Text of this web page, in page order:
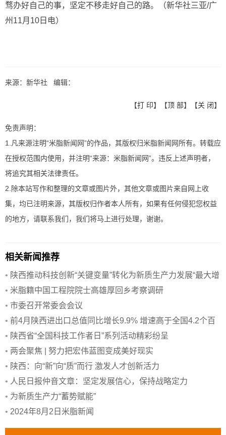
骛办好自己的事，坚定不移走好自己的路。（新华社三亚/广
州11月10日电）
来源：新华社 编辑：
【打 印】【顶 部】【关 闭】
免责声明：
1.凡来源注明“米脂新闻网”的作品，其版权归米脂新闻网所有。转载应
在授权范围内使用，并注明“来源：米脂新闻网”。违反上述声明者，
将追究其相关法律责任。
2.除本站写作和整理的文章或图片外，其他文章或图片来自网上收
集，均已注明来源，其版权归作者本人所有，如果有任何侵犯您权益
的地方，请联系我们，我们将马上进行处理，谢谢。
相关新闻推荐
• 陕西推动科技创新“关键变量”转化为新质生产力发展“最大增
量”
• 米脂籍中国工程院院士高雄厚回乡考察调研
• 市委召开常委会会议
• 前4月陕西进出口总值同比增长9.9% 增速高于全国4.2个百
分点
• 陕西省“全国科技工作者日”系列活动精彩纷呈
• 两会聚焦 | 努力把宏伟蓝图变成美好现实
• 陕西：向“新”向“质”而行 激发人才创新活力
• 人民日报仲音文章：坚定发展信心，保持战略定力
• 为新质生产力“蓄势赋能”
• 2024年8月2日米脂新闻